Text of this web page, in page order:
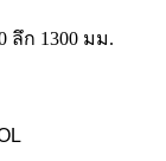
ลึก 1300 มม.